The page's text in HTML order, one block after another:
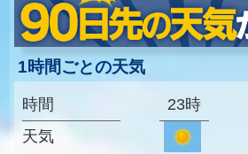
1時間ごとの天気
時間
天気
23時